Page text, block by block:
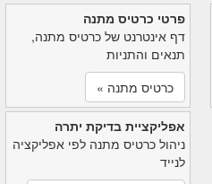
פרטי כרטיס מתנה
דף אינטרנט של כרטיס מתנה,
תנאים והתניות
כרטיס מתנה »
אפליקציית בדיקת יתרה
ניהול כרטיס מתנה לפי אפליקציה
לנייד